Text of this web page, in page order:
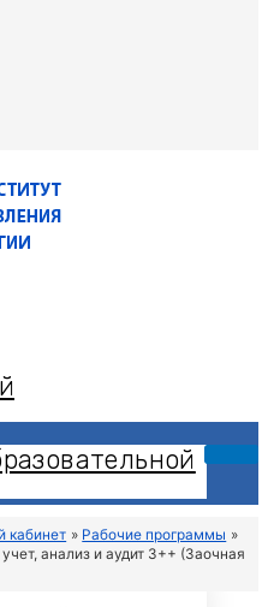
кабинет
Рабочие программы
анализ и аудит 3++ (Заочная